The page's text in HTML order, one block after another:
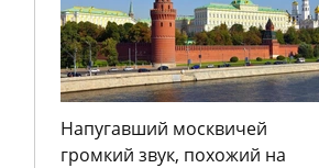
Напугавший москвичей
громкий звук, похожий на